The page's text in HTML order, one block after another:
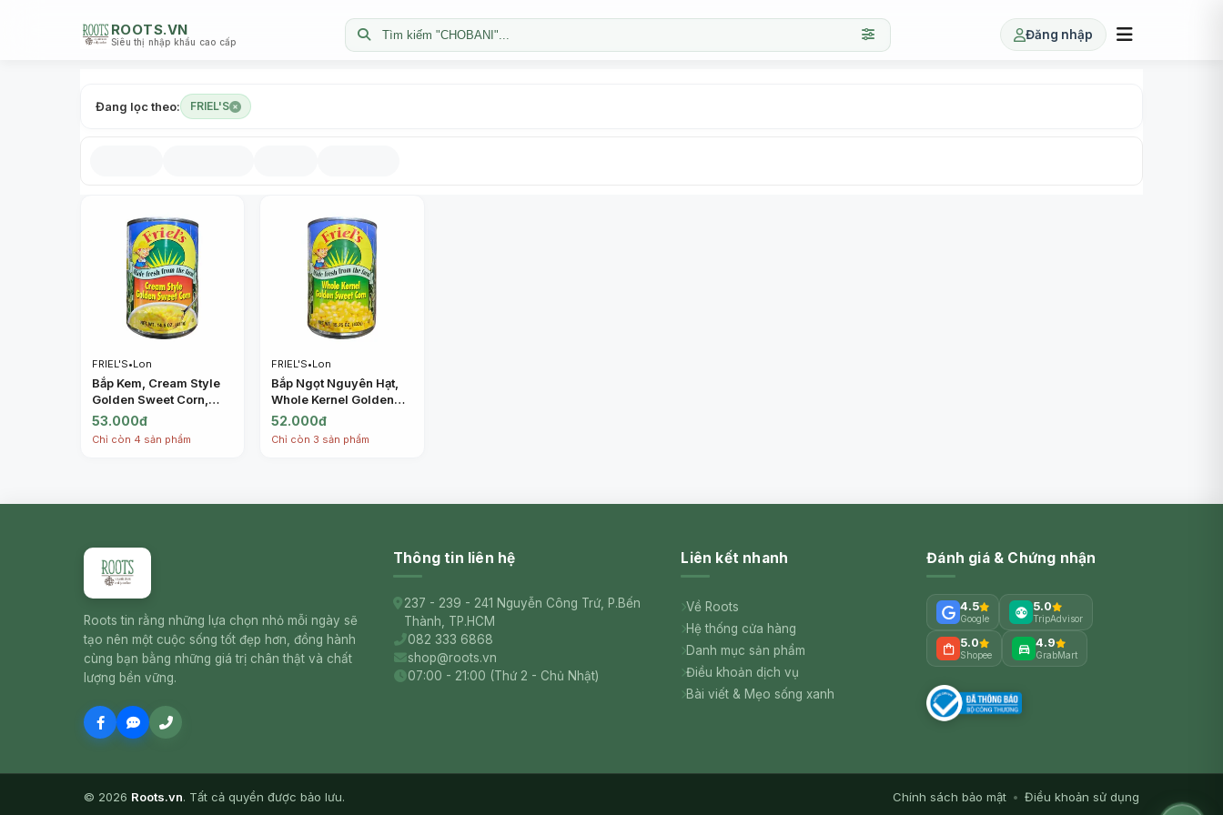
ROOTS.VN
Siêu thị nhập khẩu cao cấp
Tìm kiếm "CHOBANI"... Đăng nhập
Đang lọc theo: FRIEL'S
FRIEL'S•Lon
Bắp Kem, Cream Style
Golden Sweet Corn,
14.5 oz (411g) - FRIEL'S
53.000đ
Chỉ còn 4 sản phẩm
FRIEL'S•Lon
Bắp Ngọt Nguyên Hạt,
Whole Kernel Golden
Sweet Corn, 15.25 oz
(432g) - FRIEL'S
52.000đ
Chỉ còn 3 sản phẩm
Roots tin rằng những lựa chọn nhỏ mỗi ngày sẽ
tạo nên một cuộc sống tốt đẹp hơn, đồng hành
cùng bạn bằng những giá trị chân thật và chất
lượng bền vững.
Thông tin liên hệ
237 - 239 - 241 Nguyễn Công Trứ, P.Bến
Thành, TP.HCM
082 333 6868
shop@roots.vn
07:00 - 21:00 (Thứ 2 - Chủ Nhật)
Liên kết nhanh
Về Roots
Hệ thống cửa hàng
Danh mục sản phẩm
Điều khoản dịch vụ
Bài viết & Mẹo sống xanh
Đánh giá & Chứng nhận
4.5
Google
5.0
TripAdvisor
5.0
Shopee
4.9
GrabMart
© 2026 Roots.vn. Tất cả quyền được bảo lưu. Chính sách bảo mật • Điều khoản sử dụng